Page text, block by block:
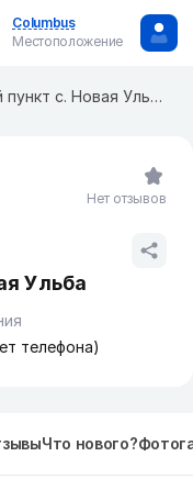
Columbus
Местоположение
Медицинский пункт с. Новая Ульба
Ульба
телефона)
Нет отзывов
Что нового?